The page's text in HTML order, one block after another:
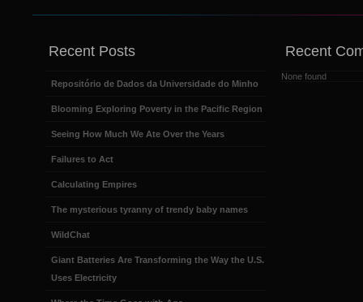
Recent Posts
Repositório de Dados da Universidade do Minho
Blooming Exploring Poverty in the Pacific Region
Seeing How Much We Ate Over the Years
Failures to Act
Calculating Empires
The mysterious tyranny of trendy baby names
WildChat
Giant Batteries Are Transforming the Way the U.S.
Uses Electricity
Recent
None found